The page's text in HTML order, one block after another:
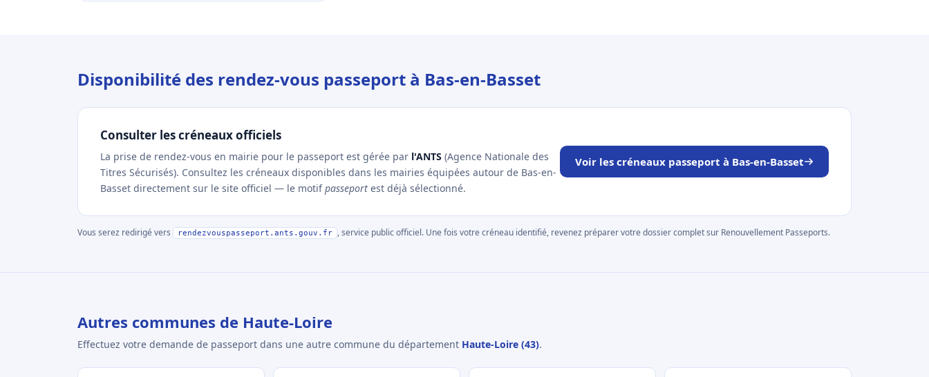
Disponibilité des rendez-vous passeport à Bas-en-Basset
Consulter les créneaux officiels
La prise de rendez-vous en mairie pour le passeport est gérée par l'ANTS (Agence Nationale des
Titres Sécurisés). Consultez les créneaux disponibles dans les mairies équipées autour de Bas-en-
Basset directement sur le site officiel — le motifpasseport est déjà sélectionné.
Voir les créneaux passeport à Bas-en-Basset
Vous serez redirigé vers rendezvouspasseport.ants.gouv.fr , service public officiel. Une fois votre créneau identifié, revenez préparer votre dossier complet sur Renouvellement Passeports.
Autres communes de Haute-Loire
Effectuez votre demande de passeport dans une autre commune du département Haute-Loire (43).